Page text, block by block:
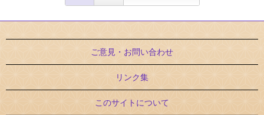
ご意見・お問い合わせ
リンク集
このサイトについて